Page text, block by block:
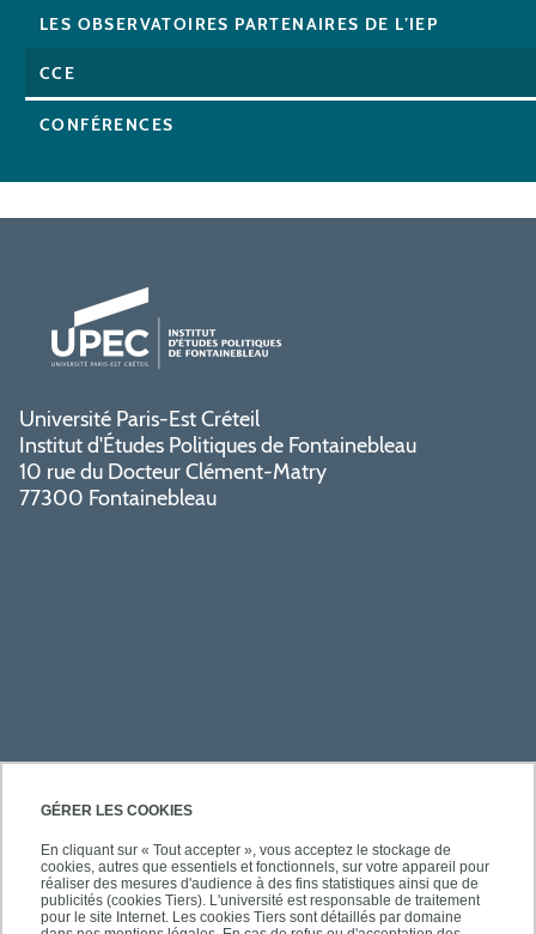
GÉRER LES COOKIES
En cliquant sur « Tout accepter », vous acceptez le stockage de
cookies, autres que essentiels et fonctionnels, sur votre appareil pour
réaliser des mesures d'audience à des fins statistiques ainsi que de
publicités (cookies Tiers). L'université est responsable de traitement
pour le site Internet. Les cookies Tiers sont détaillés par domaine
LES OBSERVATOIRES PARTENAIRES DE L’IEP
CCE
CONFÉRENCES
Université Paris-Est Créteil
Institut d'Études Politiques de Fontainebleau
10 rue du Docteur Clément-Matry
77300 Fontainebleau
PRATIQUE
ACCÈS RAPIDES